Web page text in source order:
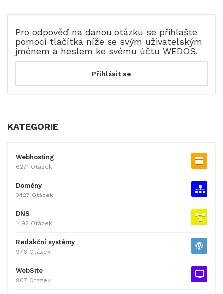
Pro odpověď na danou otázku se přihlašte
pomocí tlačítka níže se svým uživatelským
jménem a heslem ke svému účtu WEDOS.
KATEGORIE
Webhosting
6271 Otázek
Domény
3427 Otázek
DNS
1492 Otázek
Redakční systémy
976 Otázek
WebSite
907 Otázek